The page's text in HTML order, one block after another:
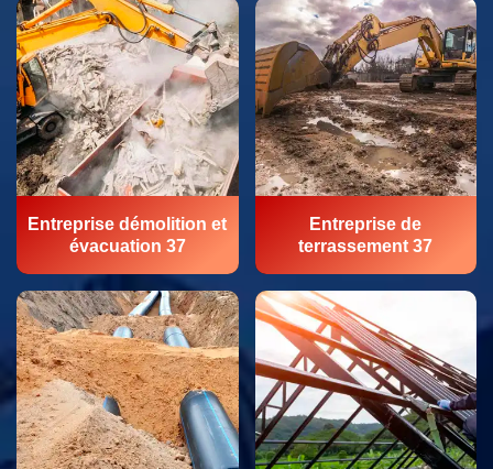
Entreprise démolition et
évacuation 37
Entreprise de
terrassement 37